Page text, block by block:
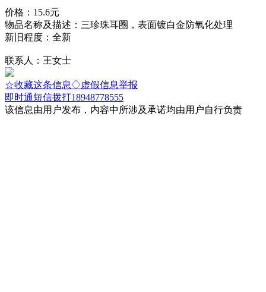
价格：15.6元
物品名称及描述：三珍珠耳圈，表面镀白金防氧化处理
新旧程度：全新
联系人：王女士
☆收藏这条信息◇虚假信息举报
即时通短信拨打18948778555
该信息由用户发布，内容中所涉及承诺均由用户自行负责